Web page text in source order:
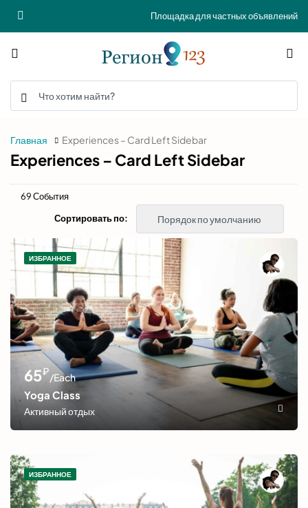
Площадка для частных объявлений
Главная Experiences – Card Left Sidebar
Experiences – Card Left Sidebar
69 События
Сортировать по:
Порядок по умолчанию
ИЗБРАННОЕ
65₽/Each
Yoga Class
Активный отдых
ИЗБРАННОЕ